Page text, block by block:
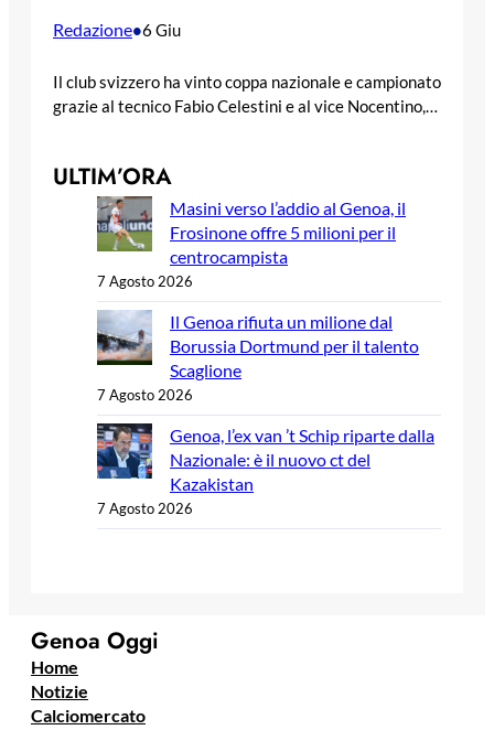
Redazione•6 Giu
Il club svizzero ha vinto coppa nazionale e campionato
grazie al tecnico Fabio Celestini e al vice Nocentino,…
ULTIM’ORA
Masini verso l’addio al Genoa, il
Frosinone offre 5 milioni per il
centrocampista
7 Agosto 2026
Il Genoa rifiuta un milione dal
Borussia Dortmund per il talento
Scaglione
7 Agosto 2026
Genoa, l’ex van ’t Schip riparte dalla
Nazionale: è il nuovo ct del
Kazakistan
7 Agosto 2026
Genoa Oggi
Home
Notizie
Calciomercato